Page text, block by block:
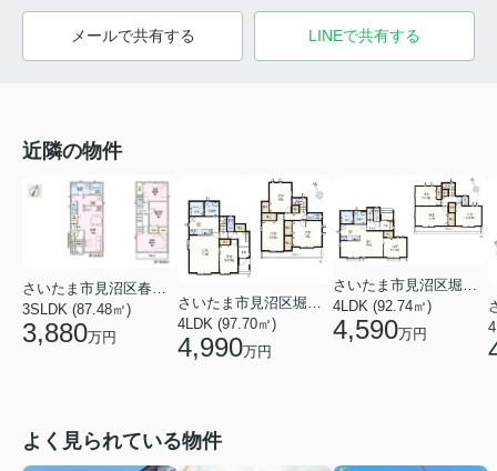
メールで共有する LINEで共有する
近隣の物件
3SLDK (87.48㎡)
3,880万円
さいたま市見沼区堀崎町
4LDK (97.70㎡)
4,990万円
4LDK (92.74㎡)
4,590万円
よく見られている物件